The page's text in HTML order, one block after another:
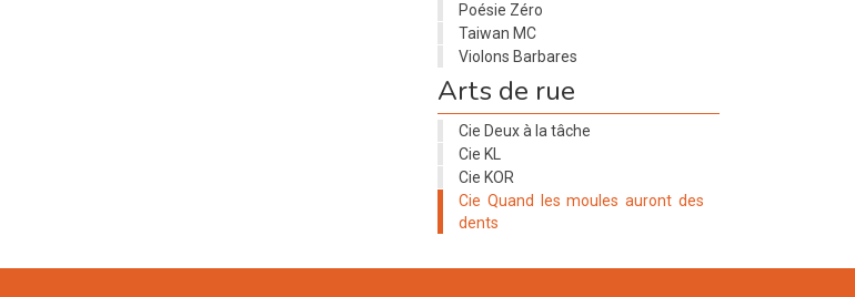
Poésie Zéro
Taiwan MC
Violons Barbares
Arts de rue
Cie Deux à la tâche
Cie KL
Cie KOR
Cie Quand les moules auront des
dents